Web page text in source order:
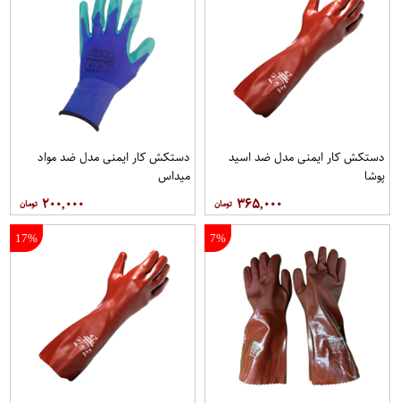
دستکش کار ایمنی مدل ضد اسید
پوشا
۳۶۵,۰۰۰
دستکش کار ایمنی مدل ضد مواد
میداس
۲۰۰,۰۰۰
7%
17%